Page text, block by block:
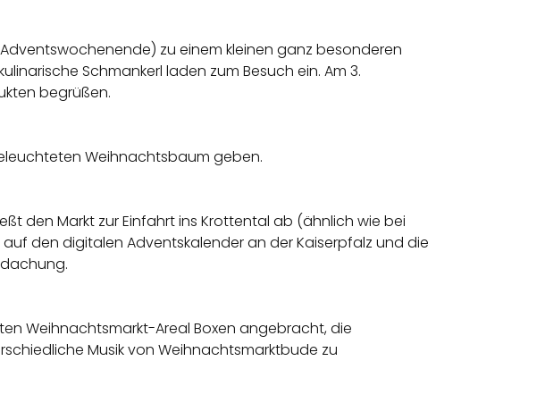
zu einem kleinen ganz besonderen
Schmankerl laden zum Besuch ein. Am 3.
begrüßen.
Weihnachtsbaum geben.
den Markt zur Einfahrt ins Krottental ab (ähnlich wie bei
den digitalen Adventskalender an der Kaiserpfalz und die
Weihnachtsmarkt-Areal Boxen angebracht, die
Musik von Weihnachtsmarktbude zu